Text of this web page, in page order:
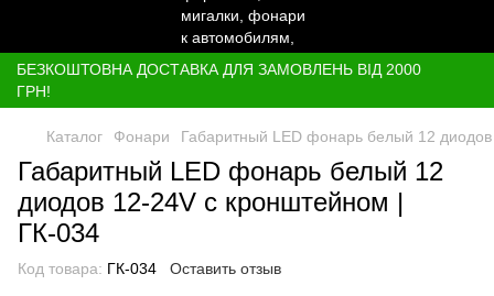
БЕЗКОШТОВНА ДОСТАВКА ДЛЯ ЗАМОВЛЕНЬ ВІД 2000
ГРН!
Каталог Фонари Габаритный LED фонарь белый 12
Габаритный LED фонарь белый 12
диодов 12-24V с кронштейном |
ГК-034
Код товара: ГК-034 Оставить отзыв